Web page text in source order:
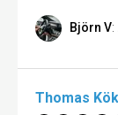
Björn V:
Thomas